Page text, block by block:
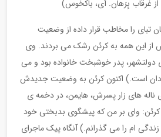
از غرقاب بِرَهان. آی، باکخوس)
تبای را مخاطب قرار داده از وضعیت
این همه به کرئن رشک می بردند. وی
دولتشهر، پدر خوشبخت خانواده بود و می
ایزدان است.) اکنون کرئن به وضعیت جدیدش
های زار پسرش، هایمن، در دخمه ی
کرئن: وای بر من که پیشگوی بدبختی خود
ام را می گذرانم.) آنگاه پیک ماجرای